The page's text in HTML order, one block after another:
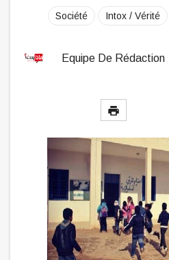
Société Intox / Vérité
Equipe De Rédaction